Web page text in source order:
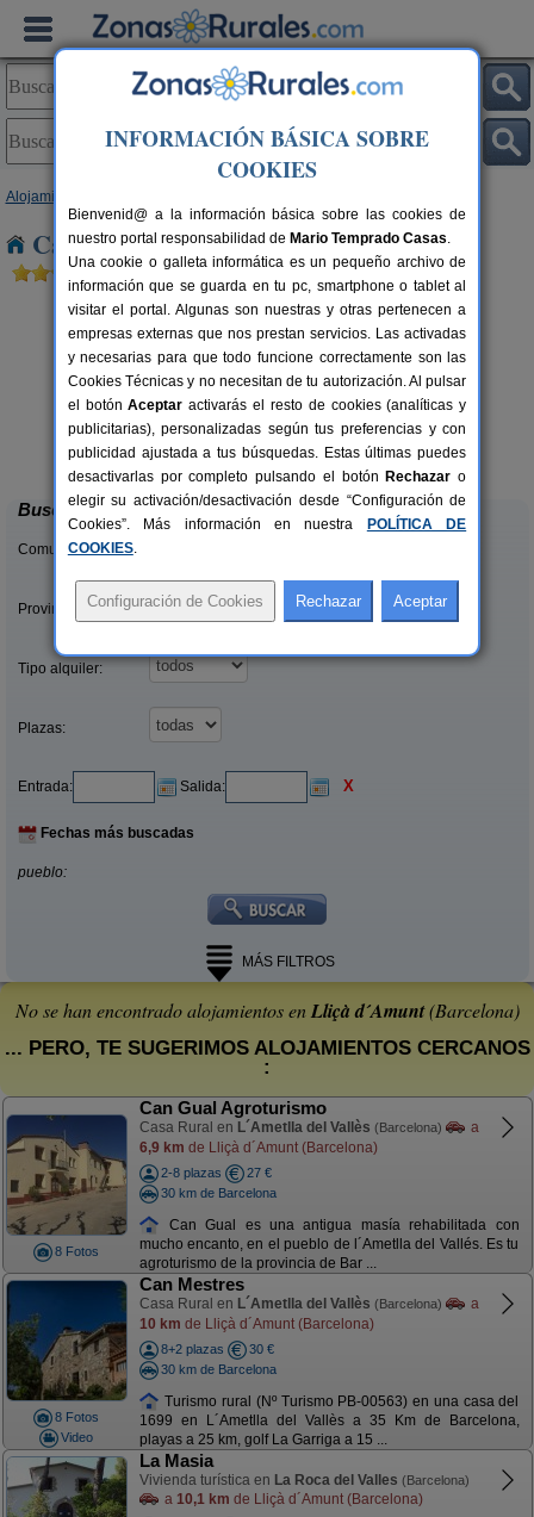
Alojamientos
Casas Rurales cerca de Lliçà d´Amunt
10-19+5 pers.
desde33 €
Cal Ponç de Belians
Vallcebre (Barcelona)
Buscar
Comunidades:
Provincias/Islas:
Tipo alquiler:
Plazas:
Entrada: Salida: X
Fechas más buscadas
pueblo:
MÁS FILTROS
No se han encontrado alojamientos enLliçà d´Amunt(Barcelona)
... PERO, TE SUGERIMOS ALOJAMIENTOS CERCANOS
:
8 Fotos
Can Gual Agroturismo
Casa Rural en L´Ametlla del Vallès (Barcelona)
a
6,9 km de Lliçà d´Amunt (Barcelona)
2-8 plazas
27 €
30 km de Barcelona
Can Gual es una antigua masía rehabilitada con
mucho encanto, en el pueblo de l´Ametlla del Vallés. Es tu
agroturismo de la provincia de Bar ...
8 Fotos
Video
Can Mestres
Casa Rural en L´Ametlla del Vallès (Barcelona)
a
10 km de Lliçà d´Amunt (Barcelona)
8+2 plazas
30 €
30 km de Barcelona
Turismo rural (Nº Turismo PB-00563) en una casa del
1699 en L´Ametlla del Vallès a 35 Km de Barcelona,
playas a 25 km, golf La Garriga a 15 ...
La Masia
Vivienda turística en La Roca del Valles (Barcelona)
a 10,1 km de Lliçà d´Amunt (Barcelona)
INFORMACIÓN BÁSICA SOBRE
COOKIES
Bienvenid@ a la información básica sobre las cookies de
nuestro portal responsabilidad de Mario Temprado Casas.
Una cookie o galleta informática es un pequeño archivo de
información que se guarda en tu pc, smartphone o tablet al
visitar el portal. Algunas son nuestras y otras pertenecen a
empresas externas que nos prestan servicios. Las activadas
y necesarias para que todo funcione correctamente son las
Cookies Técnicas y no necesitan de tu autorización. Al pulsar
el botónAceptar activarás el resto de cookies (analíticas y
publicitarias), personalizadas según tus preferencias y con
publicidad ajustada a tus búsquedas. Estas últimas puedes
desactivarlas por completo pulsando el botón Rechazar o
elegir su activación/desactivación desde “Configuración de
Cookies”. Más información en nuestra
POLÍTICA DE
COOKIES.